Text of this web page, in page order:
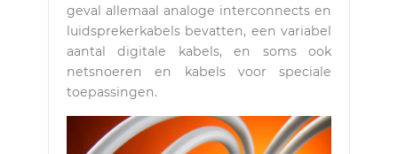
geval allemaal analoge interconnects en
luidsprekerkabels bevatten, een variabel
aantal digitale kabels, en soms ook
netsnoeren en kabels voor speciale
toepassingen.